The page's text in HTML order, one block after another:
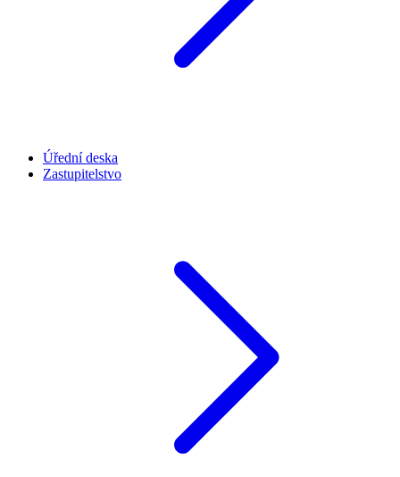
Úřední deska
Zastupitelstvo